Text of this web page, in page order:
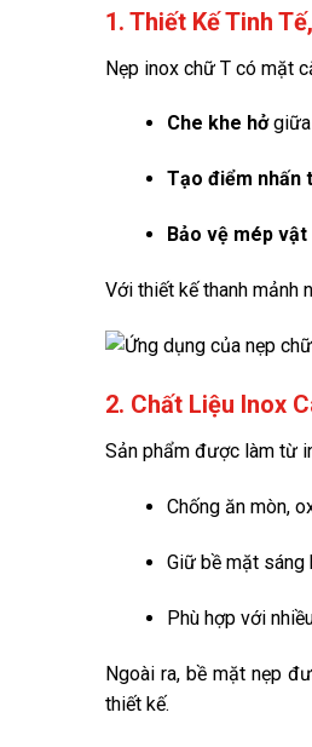
1. Thiết Kế Tinh
Nẹp inox chữ T có mặt
Che khe hởgiữa
Tạo điểm nhấn
Bảo vệ mép vật
Với thiết kế thanh mảnh
2. Chất Liệu Inox
Sản phẩm được làm từ
Chống ăn mòn,
Giữ bề mặt sáng
Phù hợp với
Ngoài ra, bề mặt nẹp
thiết kế.